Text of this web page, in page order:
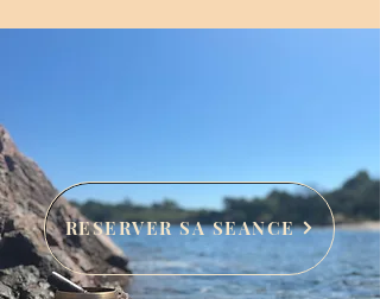
RESERVER SA SEANCE